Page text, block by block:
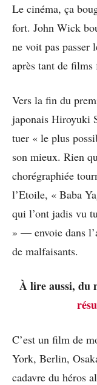
Le cinéma, ça
fort. John Wick
ne voit pas
après tant de
Vers la fin du
japonais Hiroyuki
tuer « le plus
son mieux. Rien
chorégraphiée
l’Etoile, « Baba
qui l’ont jadis vu
» — envoie dans
de malfaisants.
À lire aussi, du
C’est un film de
York, Berlin,
cadavre du héros